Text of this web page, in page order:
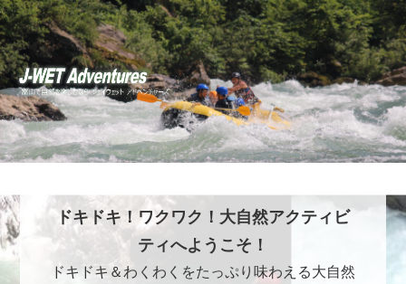
ドキドキ！ワクワク！大自然アクティビ
ティへようこそ！
ドキドキ＆わくわくをたっぷり味わえる大自然